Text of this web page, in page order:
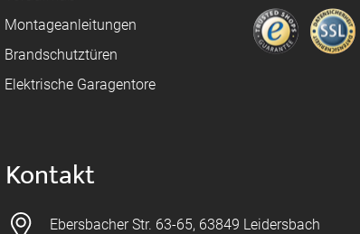
Montageanleitungen
Brandschutztüren
Elektrische Garagentore
Kontakt
Ebersbacher Str. 63-65, 63849 Leidersbach